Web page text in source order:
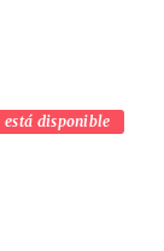
está disponible